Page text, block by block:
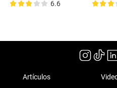
6.6
Artículos